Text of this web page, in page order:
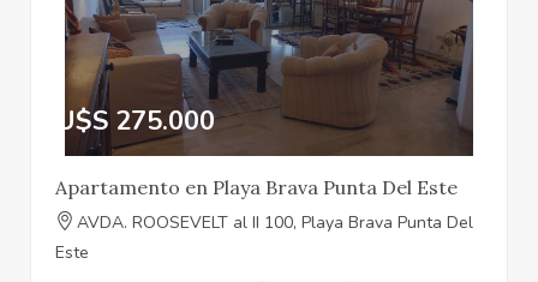
U$S 275.000
Apartamento en Playa Brava Punta Del Este
AVDA. ROOSEVELT al II 100, Playa Brava Punta Del
Este